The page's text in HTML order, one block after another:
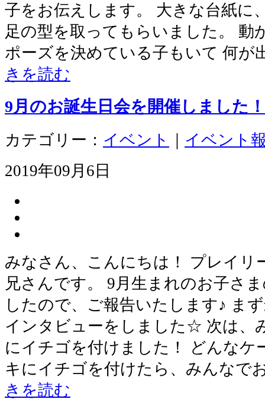
子をお伝えします。 大きな台紙に
足の型を取ってもらいました。 動
ポーズを決めている子もいて 何
きを読む
9月のお誕生日会を開催しました！
カテゴリー： イベント
イベント
2019年09月6日
みなさん、こんにちは！ プレイリ
兄さんです。 9月生まれのお子さ
したので、ご報告いたします♪ ま
インタビューをしました☆ 次は、
にイチゴを付けました！ どんなケ
キにイチゴを付けたら、みんなで
きを読む